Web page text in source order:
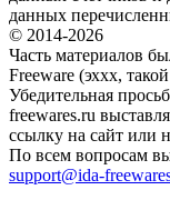
данных
© 2014-2026
Часть материалов
Freeware (эххх,
Убедительная
freewares.ru
ссылку на сайт или
По всем вопросам
support@ida-